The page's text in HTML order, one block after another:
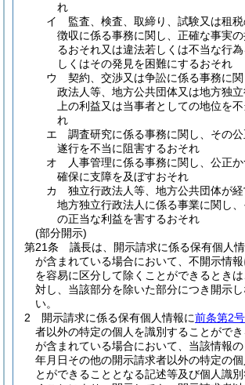
れ
イ
監査、検査、取締り、試験又は租
徴収に係る事務に関し、正確な事実
るおそれ又は違法若しくは不当な行
しくはその発見を困難にするおそれ
ウ
契約、交渉又は争訟に係る事務に
政法人等、地方公共団体又は地方独
上の利益又は当事者としての地位を
れ
エ
調査研究に係る事務に関し、その
遂行を不当に阻害するおそれ
オ
人事管理に係る事務に関し、公正
確保に支障を及ぼすおそれ
カ
独立行政法人等、地方公共団体が
地方独立行政法人に係る事業に関し
の正当な利益を害するおそれ
(部分開示)
第21条
議長は、開示請求に係る保有個人
が含まれている場合において、不開示情
を容易に区分して除くことができるとき
対し、当該部分を除いた部分につき開示
い。
2
開示請求に係る保有個人情報に前条第2号
者以外の特定の個人を識別することがで
が含まれている場合において、当該情報
年月日その他の開示請求者以外の特定の個
とができることとなる記述等及び個人識